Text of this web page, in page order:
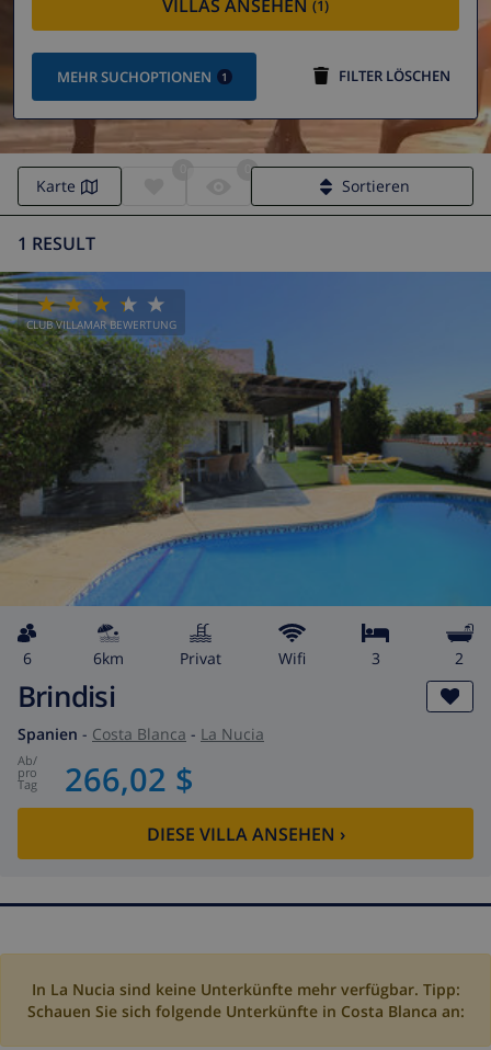
VILLAS ANSEHEN (1)
MEHR SUCHOPTIONEN 1 FILTER LÖSCHEN
1 RESULT
Karte Sortieren
CLUB VILLAMAR BEWERTUNG
6 6km Privat wifi 3 2
Brindisi
Spanien - Costa Blanca - La Nucia
ab/
pro
Tag 266,02 $
DIESE VILLA ANSEHEN ›
In La Nucia sind keine Unterkünfte mehr verfügbar. Tipp:
Schauen Sie sich folgende Unterkünfte in Costa Blanca an: